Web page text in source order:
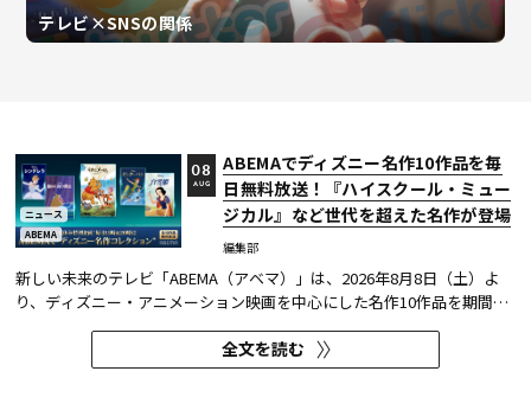
テレビ×SNSの関係
ニュース
ABEMA
ABEMAでディズニー名作10作品を毎
日無料放送！『ハイスクール・ミュー
ジカル』など世代を超えた名作が登場
編集部
08
AUG
新しい未来のテレビ「ABEMA（アベマ）」は、2026年8月8日（土）よ
り、ディズニー・アニメーション映画を中心にした名作10作品を期間限
定で無料放送することを決定した。
全文を読む